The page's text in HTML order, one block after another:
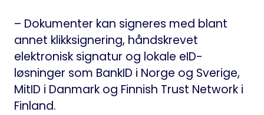
– Dokumenter kan signeres med blant
annet klikksignering, håndskrevet
elektronisk signatur og lokale eID-
løsninger som BankID i Norge og Sverige,
MitID i Danmark og Finnish Trust Network i
Finland.